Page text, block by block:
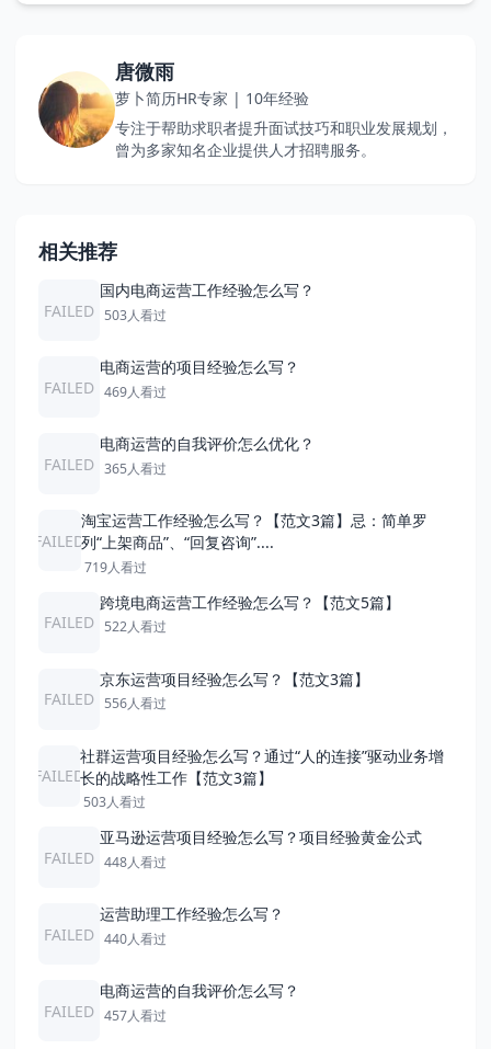
唐微雨
萝卜简历HR专家 | 10年经验
专注于帮助求职者提升面试技巧和职业发展规划，
曾为多家知名企业提供人才招聘服务。
相关推荐
FAILED
国内电商运营工作经验怎么写？
503人看过
FAILED
电商运营的项目经验怎么写？
469人看过
FAILED
电商运营的自我评价怎么优化？
365人看过
FAILED
淘宝运营工作经验怎么写？【范文3篇】忌：简单罗
列“上架商品”、“回复咨询”....
719人看过
FAILED
跨境电商运营工作经验怎么写？【范文5篇】
522人看过
FAILED
京东运营项目经验怎么写？【范文3篇】
556人看过
FAILED
社群运营项目经验怎么写？通过“人的连接”驱动业务增
长的战略性工作【范文3篇】
503人看过
FAILED
亚马逊运营项目经验怎么写？项目经验黄金公式
448人看过
FAILED
运营助理工作经验怎么写？
440人看过
FAILED
电商运营的自我评价怎么写？
457人看过